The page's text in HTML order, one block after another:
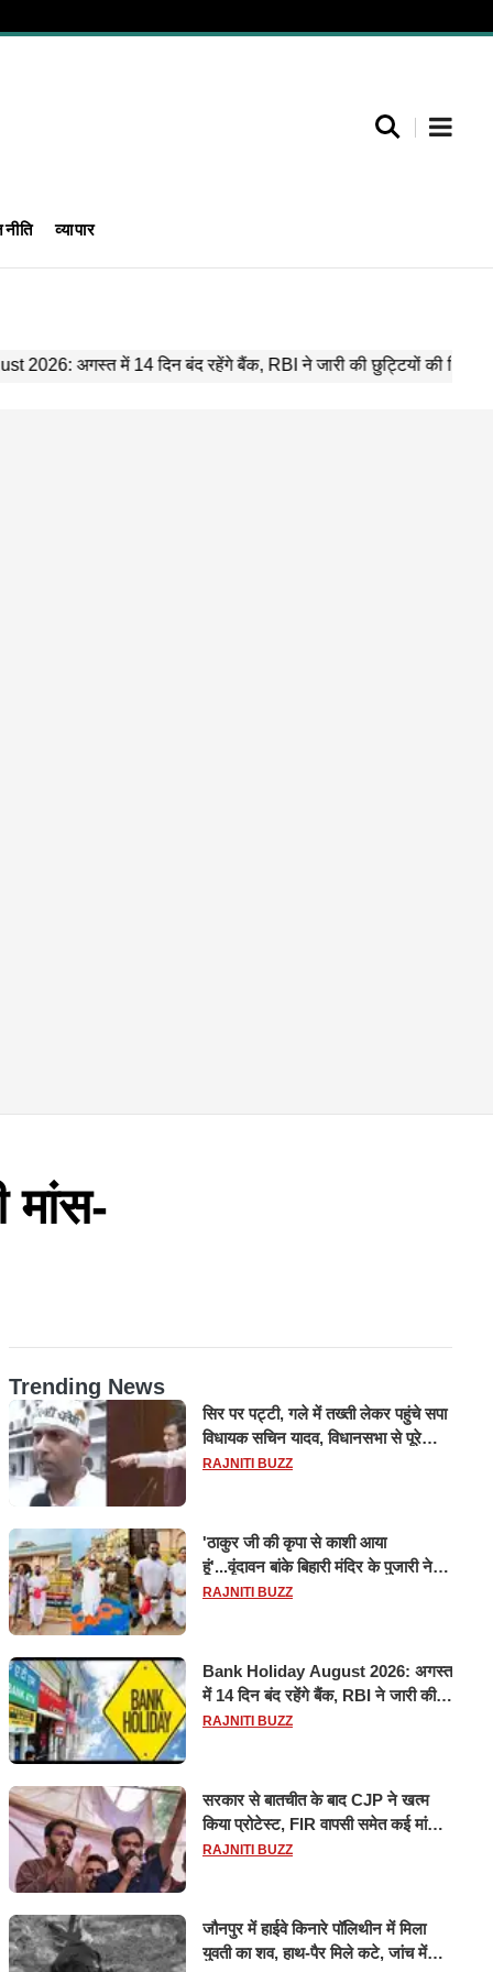
व्यापार
मांस-
Trending News
सिर पर पट्टी, गले में तख्ती लेकर पहुंचे सपा
विधायक सचिन यादव, विधानसभा से पूरे
मानसून सत्र के लिए किया गया निलंबित
RAJNITI BUZZ
'ठाकुर जी की कृपा से काशी आया
हूं'...वृंदावन बांके बिहारी मंदिर के पुजारी ने
किया श्री काशी विश्वनाथ का जलाभिषेक
RAJNITI BUZZ
Bank Holiday August 2026: अगस्त
में 14 दिन बंद रहेंगे बैंक, RBI ने जारी की
छुट्टियों की लिस्ट​​​​​​​
RAJNITI BUZZ
सरकार से बातचीत के बाद CJP ने खत्म
किया प्रोटेस्ट, FIR वापसी समेत कई मांगों
पर बनी सहमति
RAJNITI BUZZ
जौनपुर में हाईवे किनारे पॉलिथीन में मिला
युवती का शव, हाथ-पैर मिले कटे, जांच में